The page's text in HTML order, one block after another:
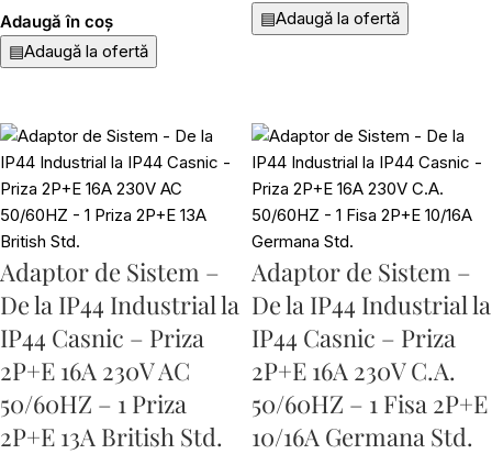
Adaugă în coș
▤Adaugă la ofertă
▤Adaugă la ofertă
Adaptor de Sistem –
De la IP44 Industrial la
IP44 Casnic – Priza
2P+E 16A 230V AC
50/60HZ – 1 Priza
2P+E 13A British Std.
Adaptor de Sistem –
De la IP44 Industrial la
IP44 Casnic – Priza
2P+E 16A 230V C.A.
50/60HZ – 1 Fisa 2P+E
10/16A Germana Std.